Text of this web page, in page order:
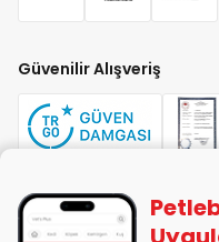
Güvenilir Alışveriş
PETLEBİ EVCİL HAYVAN